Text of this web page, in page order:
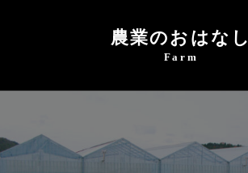
農業のおはなし
Farm